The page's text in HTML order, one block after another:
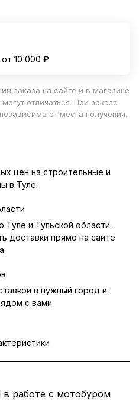
10 000 ₽
заказа на сайте и в магазине
отличаться. При заказе
от места получения.
цен на строительные и
в Туле.
и Тульской области.
доставки прямо на сайте
в нужный город и
с вами.
работе с мотобуром